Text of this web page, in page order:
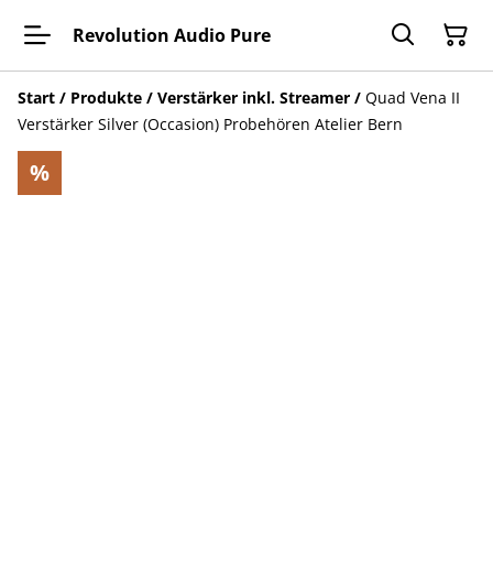
Revolution Audio Pure
Start / Produkte / Verstärker inkl. Streamer / Quad Vena II
Verstärker Silver (Occasion) Probehören Atelier Bern
%